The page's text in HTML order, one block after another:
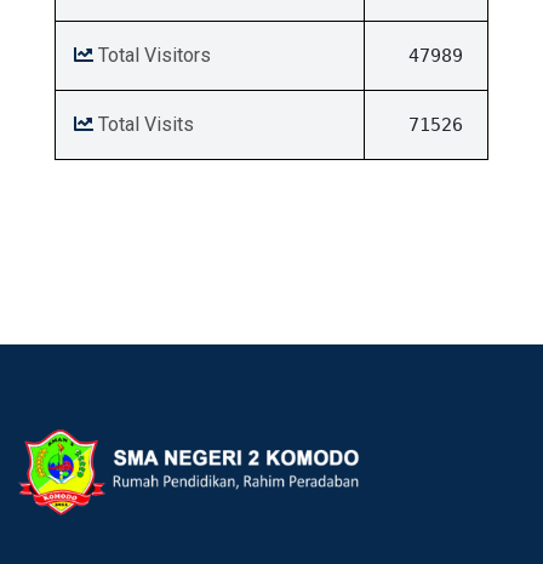
Total Visitors 47989
Total Visits 71526